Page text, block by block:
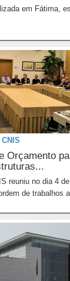
em Fátima,
Orçamento
reuniu no dia 4
de trabalhos